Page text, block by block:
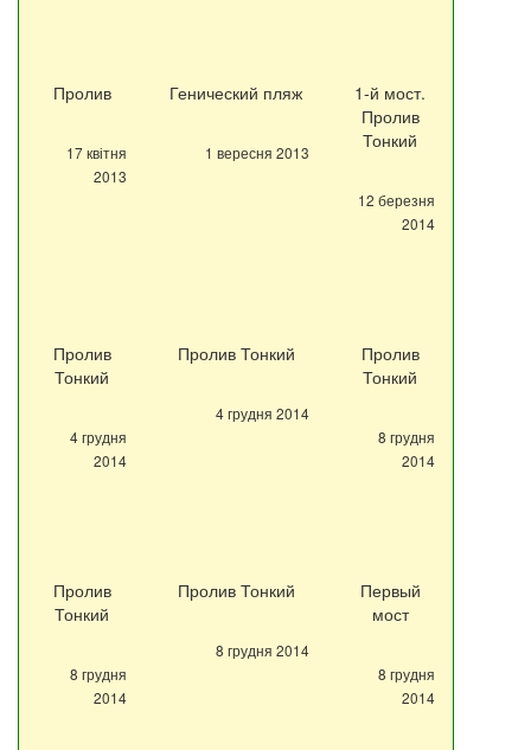
Пролив
17 квітня
2013
Генический пляж
1 вересня 2013
1-й мост.
Пролив
Тонкий
12 березня
2014
Пролив
Тонкий
4 грудня
2014
Пролив Тонкий
4 грудня 2014
Пролив
Тонкий
8 грудня
2014
Пролив
Тонкий
8 грудня
2014
Пролив Тонкий
8 грудня 2014
Первый
мост
8 грудня
2014